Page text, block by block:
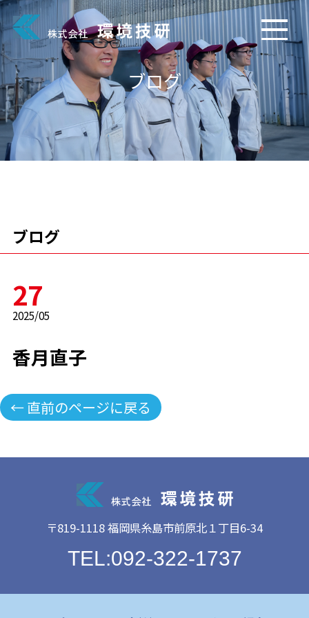
ブログ
ブログ
27
2025/05
香月直子
← 直前のページに戻る
〒819-1118 福岡県糸島市前原北１丁目6-34
TEL:092-322-1737